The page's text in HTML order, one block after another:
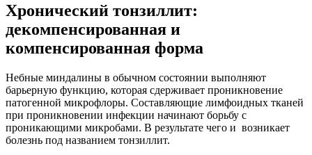
Хронический тонзиллит:
декомпенсированная и
компенсированная форма
Небные миндалины в обычном состоянии выполняют
барьерную функцию, которая сдерживает проникновение
патогенной микрофлоры. Составляющие лимфоидных тканей
при проникновении инфекции начинают борьбу с
проникающими микробами. В результате чего и возникает
болезнь под названием тонзиллит.